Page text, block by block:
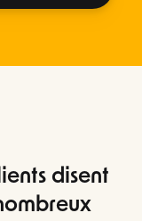
disent